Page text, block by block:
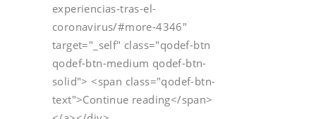
experiencias-tras-el-
coronavirus/#more-4346"
target="_self" class="qodef-btn
qodef-btn-medium qodef-btn-
solid"> <span class="qodef-btn-
text">Continue reading</span>